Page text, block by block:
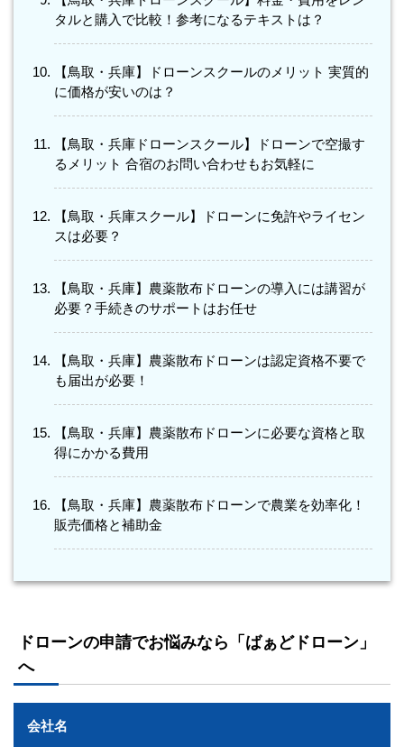
タルと購入で比較！参考になるテキストは？
【鳥取・兵庫】ドローンスクールのメリット 実質的
に価格が安いのは？
【鳥取・兵庫ドローンスクール】ドローンで空撮す
るメリット 合宿のお問い合わせもお気軽に
【鳥取・兵庫スクール】ドローンに免許やライセン
スは必要？
【鳥取・兵庫】農薬散布ドローンの導入には講習が
必要？手続きのサポートはお任せ
【鳥取・兵庫】農薬散布ドローンは認定資格不要で
も届出が必要！
【鳥取・兵庫】農薬散布ドローンに必要な資格と取
得にかかる費用
【鳥取・兵庫】農薬散布ドローンで農業を効率化！
販売価格と補助金
ドローンの申請でお悩みなら「ばぁどドローン」
へ
会社名